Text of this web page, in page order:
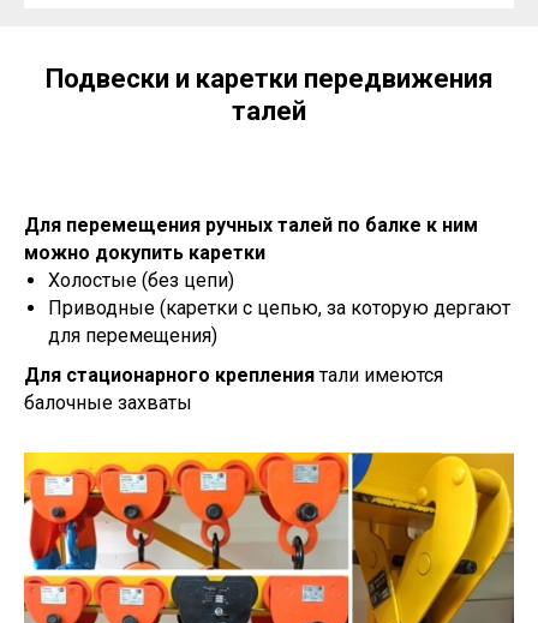
Подвески и каретки передвижения
талей
Для перемещения ручных талей по балке к ним
можно докупить каретки
Холостые (без цепи)
Приводные (каретки с цепью, за которую дергают
для перемещения)
Для стационарного креплениятали имеются
балочные захваты